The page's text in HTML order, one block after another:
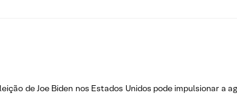
de Joe Biden nos Estados Unidos pode impulsionar a